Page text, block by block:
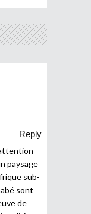
Reply
paysage
sub-
sont
de